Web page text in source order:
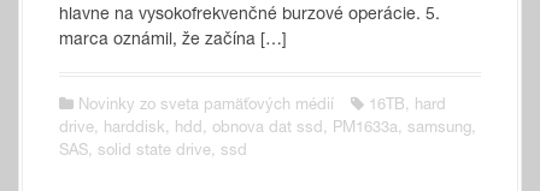
hlavne na vysokofrekvenčné burzové operácie. 5.
marca oznámil, že začína […]
Novinky zo sveta pamäťových médií 16TB, hard
drive, harddisk, hdd, obnova dat ssd, PM1633a, samsung,
SAS, solid state drive, ssd